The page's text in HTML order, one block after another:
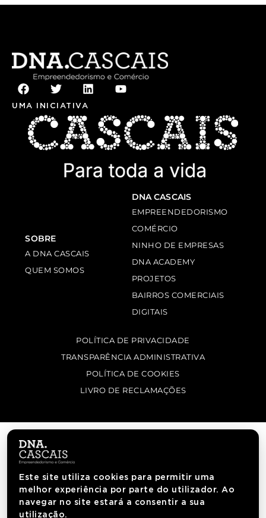
UMA INICIATIVA
SOBRE
A DNA CASCAIS
QUEM SOMOS
DNA CASCAIS
EMPREENDEDORISMO
COMÉRCIO
NINHO DE EMPRESAS
DNA ACADEMY
PROJETOS
BAIRROS COMERCIAIS
DIGITAIS
POLÍTICA DE PRIVACIDADE
TRANSPARÊNCIA ADMINISTRATIVA
POLÍTICA DE COOKIES
LIVRO DE RECLAMAÇÕES
Este site utiliza cookies para permitir uma
melhor experiência por parte do utilizador. Ao
navegar no site estará a consentir a sua
utilização.